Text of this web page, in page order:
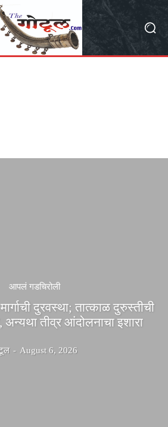
आपलं गडचिरोली
दुरवस्था; तात्काळ दुरुस्तीची
अन्यथा तीव्र आंदोलनाचा इशारा
- August 6, 2026